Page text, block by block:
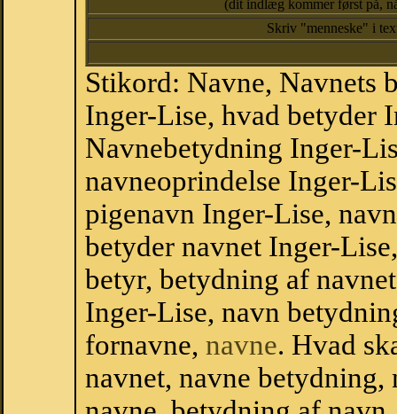
(dit indlæg kommer først på,
Skriv "menneske" i
Stikord: Navne, Navnets
Inger-Lise, hvad betyder
Navnebetydning Inger-
navneoprindelse Inger-
pigenavn Inger-Lise,
betyder navnet Inger-
betyr, betydning af
Inger-Lise, navn
fornavne, navne. Hvad
navnet, navne